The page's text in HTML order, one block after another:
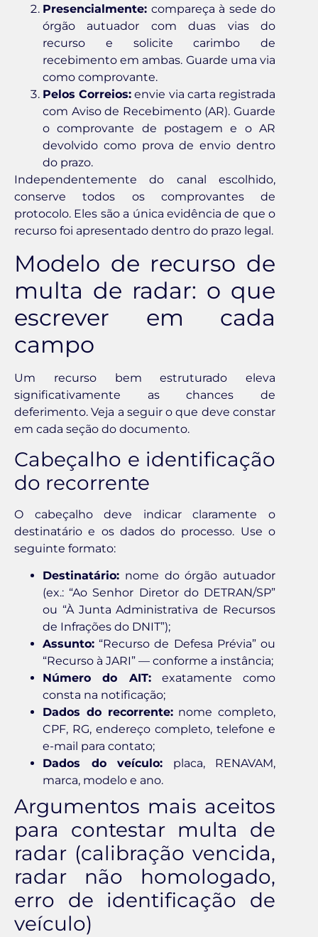
Presencialmente: compareça à sede do
órgão autuador com duas vias do
recurso e solicite carimbo de
recebimento em ambas. Guarde uma via
como comprovante.
Pelos Correios: envie via carta registrada
com Aviso de Recebimento (AR). Guarde
o comprovante de postagem e o AR
devolvido como prova de envio dentro
do prazo.
Independentemente do canal escolhido,
conserve todos os comprovantes de
protocolo. Eles são a única evidência de que o
recurso foi apresentado dentro do prazo legal.
Modelo de recurso de
multa de radar: o que
escrever em cada
campo
Um recurso bem estruturado eleva
significativamente as chances de
deferimento. Veja a seguir o que deve constar
em cada seção do documento.
Cabeçalho e identificação
do recorrente
O cabeçalho deve indicar claramente o
destinatário e os dados do processo. Use o
seguinte formato:
Destinatário: nome do órgão autuador
(ex.: “Ao Senhor Diretor do DETRAN/SP”
ou “À Junta Administrativa de Recursos
de Infrações do DNIT”);
Assunto: “Recurso de Defesa Prévia” ou
“Recurso à JARI” — conforme a instância;
Número do AIT:exatamente como
consta na notificação;
Dados do recorrente:nome completo,
CPF, RG, endereço completo, telefone e
e-mail para contato;
Dados do veículo: placa, RENAVAM,
marca, modelo e ano.
Argumentos mais aceitos
para contestar multa de
radar (calibração vencida,
radar não homologado,
erro de identificação de
veículo)